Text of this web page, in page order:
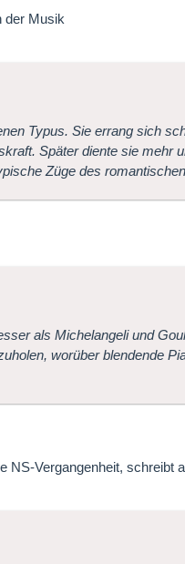
der Musik
Typus. Sie errang sich
Später diente sie mehr
Züge des
als Michelangeli und
worüber blendende
NS-Vergangenheit, schreibt